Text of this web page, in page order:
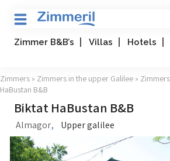
Zimmer B&B’s Villas Hotels
Zimmers » Zimmers in the upper Galilee »
HaBustan B&B
Biktat HaBustan B&B
Almagor, Upper galilee